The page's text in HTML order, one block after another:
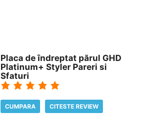
Placa de îndreptat părul GHD
Platinum+ Styler Pareri si
Sfaturi
CUMPARA CITESTE REVIEW